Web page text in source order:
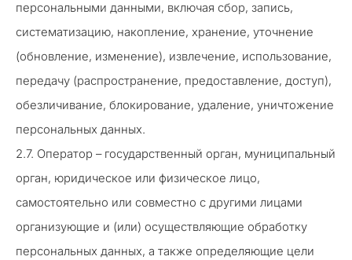
персональными данными, включая сбор, запись,
систематизацию, накопление, хранение, уточнение
(обновление, изменение), извлечение, использование,
передачу (распространение, предоставление, доступ),
обезличивание, блокирование, удаление, уничтожение
персональных данных.
2.7. Оператор – государственный орган, муниципальный
орган, юридическое или физическое лицо,
самостоятельно или совместно с другими лицами
организующие и (или) осуществляющие обработку
персональных данных, а также определяющие цели